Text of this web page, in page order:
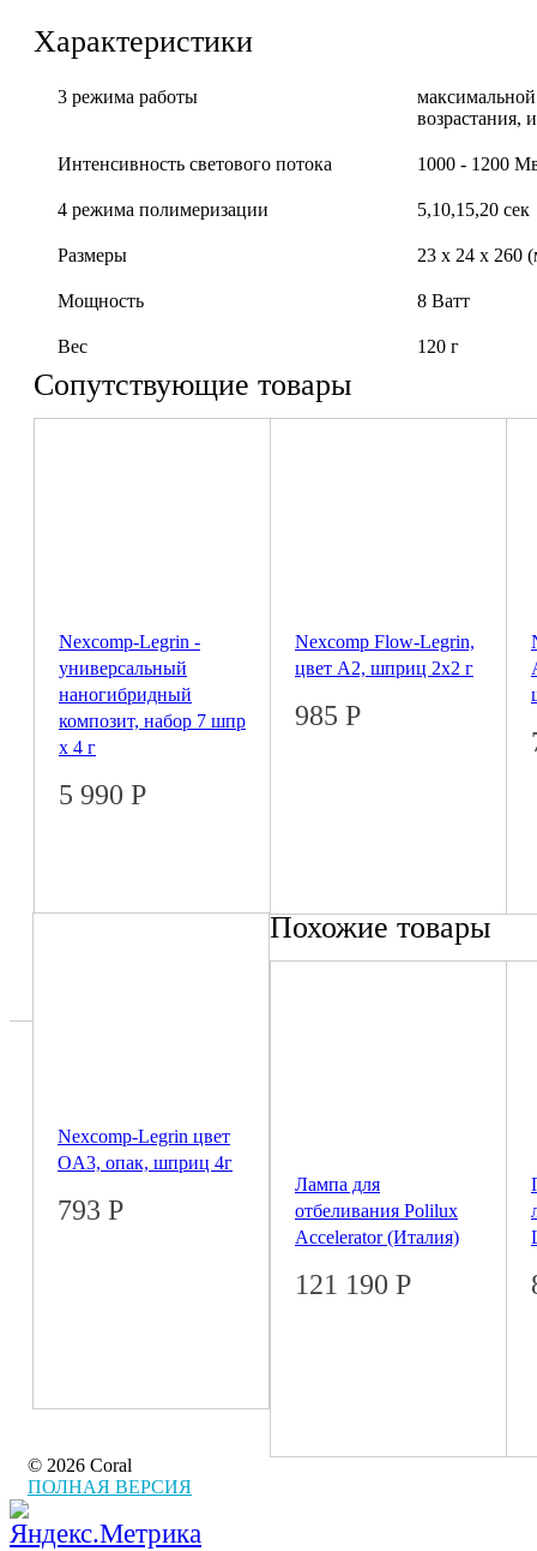
Характеристики
3 режима работы
возрастания,
Интенсивность светового потока 1000 - 1200
4 режима полимеризации 5,10,15,20 сек
Размеры 23 х 24 х 260
Мощность 8 Ватт
Вес 120 г
Сопутствующие товары
Nexcomp-Legrin -
универсальный
наногибридный
композит, набор 7 шпр
х 4 г
5 990 Р
Nexcomp Flow-Legrin,
цвет A2, шприц 2х2 г
985 Р
Nexcomp-Legrin цвет
OА3, опак, шприц 4г
793 Р
Похожие товары
Лампа для
отбеливания Polilux
Accelerator (Италия)
121 190 Р
© 2026 Coral
ПОЛНАЯ ВЕРСИЯ